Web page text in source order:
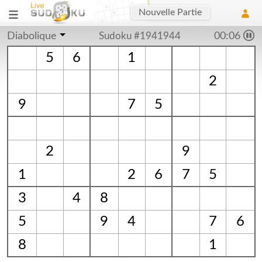
Nouvelle Partie
Diabolique Sudoku #1941944 00:06
5 6
1
2
9
7 5
2
9
1
2 6 7
5
3
4
8
5
9 4 7
6
8
1